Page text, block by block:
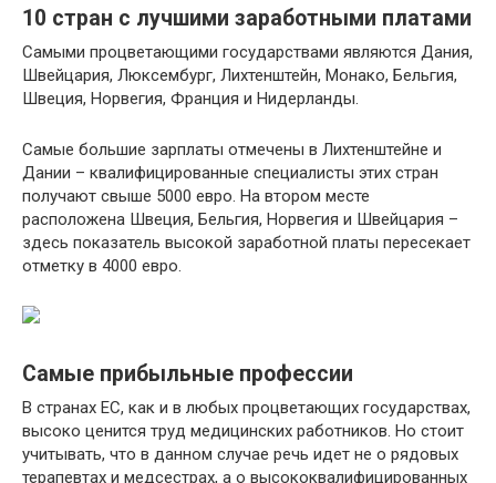
10 стран с лучшими заработными платами
Самыми процветающими государствами являются Дания,
Швейцария, Люксембург, Лихтенштейн, Монако, Бельгия,
Швеция, Норвегия, Франция и Нидерланды.
Самые большие зарплаты отмечены в Лихтенштейне и
Дании – квалифицированные специалисты этих стран
получают свыше 5000 евро. На втором месте
расположена Швеция, Бельгия, Норвегия и Швейцария –
здесь показатель высокой заработной платы пересекает
отметку в 4000 евро.
Самые прибыльные профессии
В странах ЕС, как и в любых процветающих государствах,
высоко ценится труд медицинских работников. Но стоит
учитывать, что в данном случае речь идет не о рядовых
терапевтах и медсестрах, а о высококвалифицированных